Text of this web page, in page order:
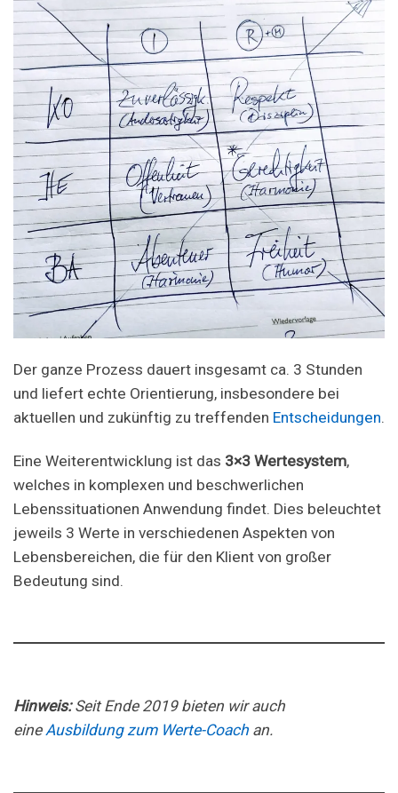
Der ganze Prozess dauert insgesamt ca. 3 Stunden
und liefert echte Orientierung, insbesondere bei
aktuellen und zukünftig zu treffenden Entscheidungen.
Eine Weiterentwicklung ist das 3×3 Wertesystem,
welches in komplexen und beschwerlichen
Lebenssituationen Anwendung findet. Dies beleuchtet
jeweils 3 Werte in verschiedenen Aspekten von
Lebensbereichen, die für den Klient von großer
Bedeutung sind.
Hinweis:Seit Ende 2019 bieten wir auch
eineAusbildung zum Werte-Coach an.